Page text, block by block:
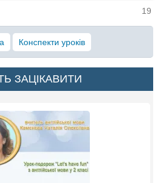
19
Конспекти уроків
ЗАЦІКАВИТИ